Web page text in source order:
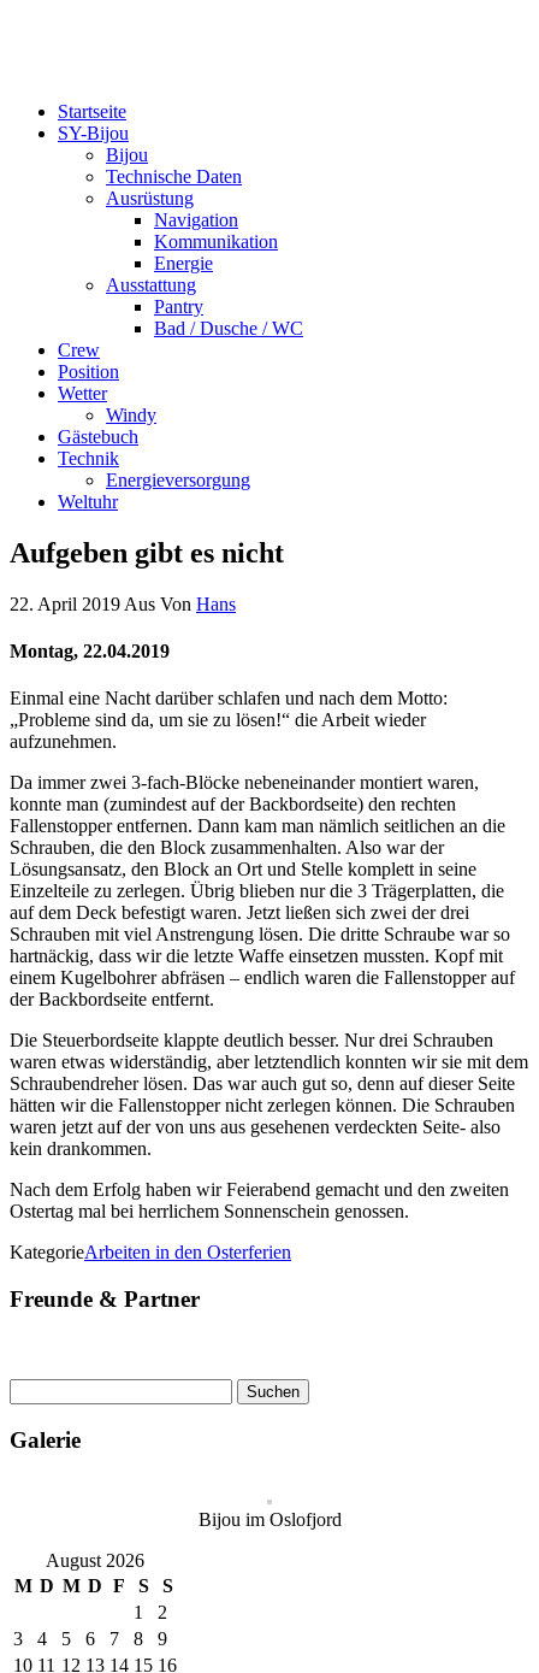
Startseite
SY-Bijou
Bijou
Technische Daten
Ausrüstung
Navigation
Kommunikation
Energie
Ausstattung
Pantry
Bad / Dusche / WC
Crew
Position
Wetter
Windy
Gästebuch
Technik
Energieversorgung
Weltuhr
Aufgeben gibt es nicht
22. April 2019 Aus Von Hans
Montag, 22.04.2019
Einmal eine Nacht darüber schlafen und nach dem Motto:
„Probleme sind da, um sie zu lösen!“ die Arbeit wieder
aufzunehmen.
Da immer zwei 3-fach-Blöcke nebeneinander montiert waren,
konnte man (zumindest auf der Backbordseite) den rechten
Fallenstopper entfernen. Dann kam man nämlich seitlichen an die
Schrauben, die den Block zusammenhalten. Also war der
Lösungsansatz, den Block an Ort und Stelle komplett in seine
Einzelteile zu zerlegen. Übrig blieben nur die 3 Trägerplatten, die
auf dem Deck befestigt waren. Jetzt ließen sich zwei der drei
Schrauben mit viel Anstrengung lösen. Die dritte Schraube war so
hartnäckig, dass wir die letzte Waffe einsetzen mussten. Kopf mit
einem Kugelbohrer abfräsen – endlich waren die Fallenstopper auf
der Backbordseite entfernt.
Die Steuerbordseite klappte deutlich besser. Nur drei Schrauben
waren etwas widerständig, aber letztendlich konnten wir sie mit dem
Schraubendreher lösen. Das war auch gut so, denn auf dieser Seite
hätten wir die Fallenstopper nicht zerlegen können. Die Schrauben
waren jetzt auf der von uns aus gesehenen verdeckten Seite- also
kein drankommen.
Nach dem Erfolg haben wir Feierabend gemacht und den zweiten
Ostertag mal bei herrlichem Sonnenschein genossen.
KategorieArbeiten in den Osterferien
Freunde & Partner
nach:
Galerie
Bijou im Oslofjord
August 2026
M D M D F S
S
1
2
3
4 5 6 7 8
9
10 11 12 13 14 15 16